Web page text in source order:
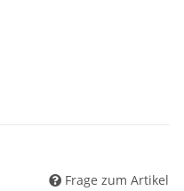
Frage zum Artikel